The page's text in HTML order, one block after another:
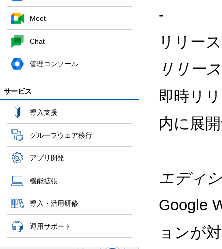
Meet
Chat
管理コンソール
サービス
導入支援
グループウェア移行
アプリ開発
機能拡張
導入・活用研修
運用サポート
-
リリー
リリー
即時リ
内に展
エディ
Google
ョンが